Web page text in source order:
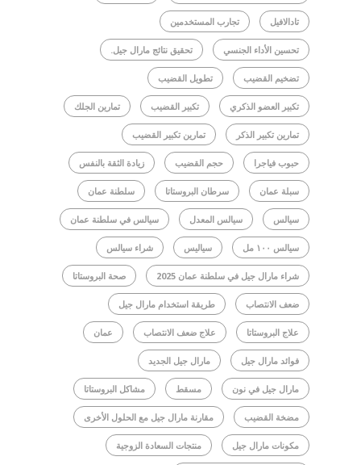
تادالافيل تجارب المستخدمين
تحسين الأداء الجنسي تحقيق نتائج مارال جيل.
تضخيم القضيب تطويل القضيب
تكبير العضو الذكري تكبير القضيب تمارين الجلك
تمارين تكبير الذكر تمارين تكبير القضيب
حبوب فياجرا حجم القضيب زيادة الثقة بالنفس
سبلة عمان سرطان البروستاتا سلطنة عمان
سيالس سيالس المعدل سيالس في سلطنة عمان
سيالس ١٠٠ مل سياليس شراء سيالس
شراء مارال جيل في سلطنة عمان 2025 صحة البروستاتا
ضعف الانتصاب طريقة استخدام مارال جيل
علاج البروستاتا علاج ضعف الانتصاب عمان
فوائد مارال جيل مارال جيل الجديد
مارال جيل في نون مسقط مشاكل البروستاتا
مضخة القضيب مقارنة مارال جيل مع الحلول الأخرى
مكونات مارال جيل منتجات السعادة الزوجية